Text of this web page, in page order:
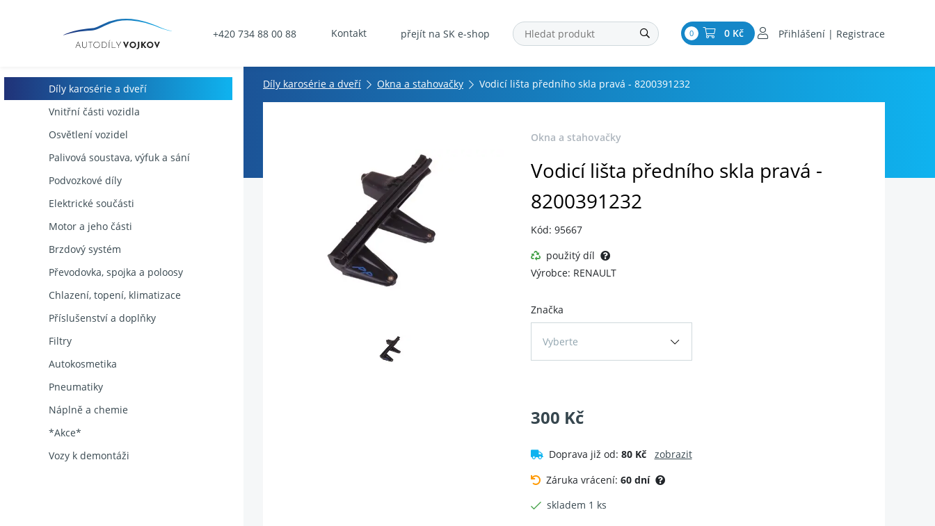
+420 734 88 00 88 Kontakt přejít na SK e-shop 0 0 Kč Přihlášení | Registrace
Díly karosérie a dveří
Vnitřní části vozidla
Osvětlení vozidel
Palivová soustava, výfuk a sání
Podvozkové díly
Elektrické součásti
Motor a jeho části
Brzdový systém
Převodovka, spojka a poloosy
Chlazení, topení, klimatizace
Příslušenství a doplňky
Filtry
Autokosmetika
Pneumatiky
Náplně a chemie
*Akce*
Vozy k demontáži
Díly karosérie a dveří Okna a stahovačky Vodicí lišta předního skla pravá - 8200391232
Okna a stahovačky
Vodicí lišta předního skla pravá -
8200391232
Kód: 95667
použitý díl
Výrobce: RENAULT
Značka
Vyberte
300 Kč
Doprava již od: 80 Kč
zobrazit
Záruka vrácení: 60 dní
skladem 1 ks